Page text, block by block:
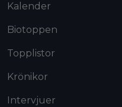
Kalender
Biotoppen
Topplistor
Krönikor
Intervjuer